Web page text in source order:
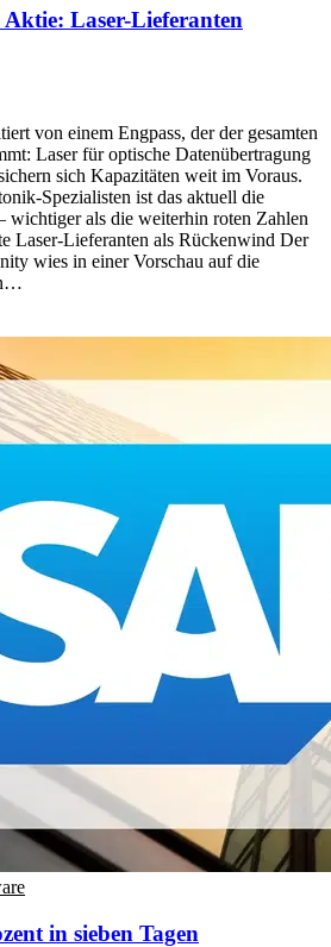
Aktie: Laser-Lieferanten
von einem Engpass, der der gesamten
Laser für optische Datenübertragung
sich Kapazitäten weit im Voraus.
Spezialisten ist das aktuell die
wichtiger als die weiterhin roten Zahlen
Laser-Lieferanten als Rückenwind Der
wies in einer Vorschau auf die
in sieben Tagen